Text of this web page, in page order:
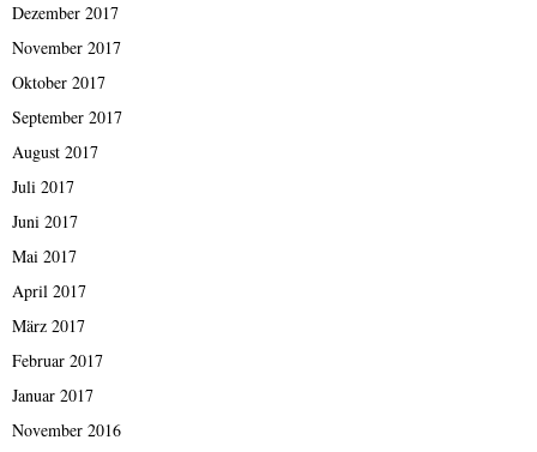
Dezember 2017
November 2017
Oktober 2017
September 2017
August 2017
Juli 2017
Juni 2017
Mai 2017
April 2017
März 2017
Februar 2017
Januar 2017
November 2016